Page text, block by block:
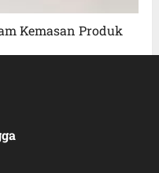
Kemasan Produk